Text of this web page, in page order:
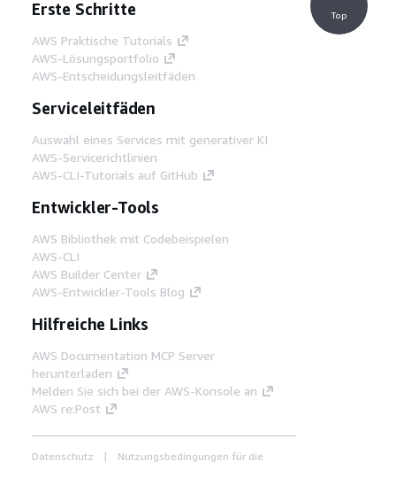
Erste Schritte
AWS Praktische Tutorials
AWS-Lösungsportfolio
AWS-Entscheidungsleitfäden
Serviceleitfäden
Auswahl eines Services mit generativer KI
AWS-Servicerichtlinien
AWS-CLI-Tutorials auf GitHub
Entwickler-Tools
AWS Bibliothek mit Codebeispielen
AWS-CLI
AWS Builder Center
AWS-Entwickler-Tools Blog
Hilfreiche Links
AWS Documentation MCP Server
herunterladen
Melden Sie sich bei der AWS-Konsole an
AWS re:Post
Datenschutz
Nutzungsbedingungen für die
Top